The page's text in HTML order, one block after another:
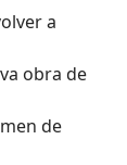
a
obra de
de